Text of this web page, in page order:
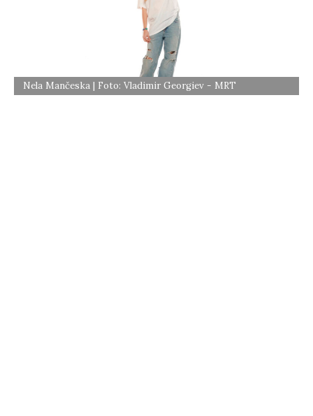
Nela Mančeska | Foto: Vladimir Georgiev - MRT